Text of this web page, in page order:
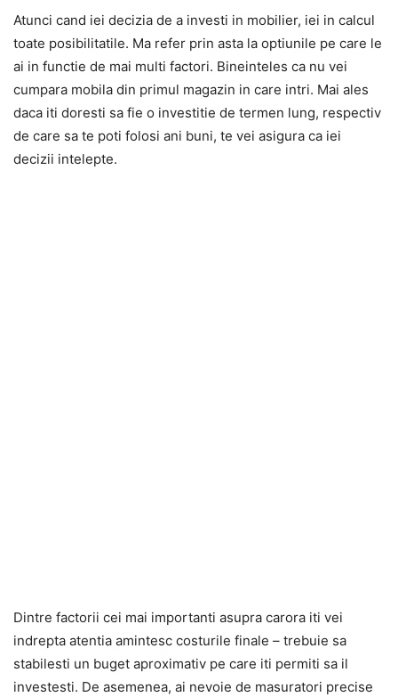
Atunci cand iei decizia de a investi in mobilier, iei in calcul
toate posibilitatile. Ma refer prin asta la optiunile pe care le
ai in functie de mai multi factori. Bineinteles ca nu vei
cumpara mobila din primul magazin in care intri. Mai ales
daca iti doresti sa fie o investitie de termen lung, respectiv
de care sa te poti folosi ani buni, te vei asigura ca iei
decizii intelepte.
Dintre factorii cei mai importanti asupra carora iti vei
indrepta atentia amintesc costurile finale – trebuie sa
stabilesti un buget aproximativ pe care iti permiti sa il
investesti. De asemenea, ai nevoie de masuratori precise